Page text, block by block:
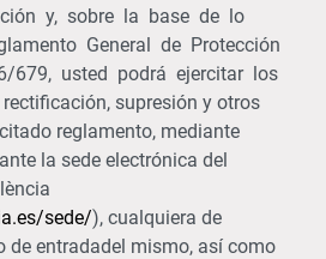
y, sobre la base de lo
General de Protección
679, usted podrá ejercitar los
supresión y otros
reglamento, mediante
la sede electrónica del
sede/), cualquiera de
de entradadel mismo, así como